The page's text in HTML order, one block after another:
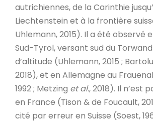
autrichiennes, de la Carinthie
Liechtenstein et à la frontière
Uhlemann, 2015). Il a été observé
Sud-Tyrol, versant sud du
d’altitude (Uhlemann, 2015 ;
2018), et en Allemagne au
1992 ; Metzing et al., 2018). Il n’est
en France (Tison & de Foucault,
cité par erreur en Suisse (Soest,